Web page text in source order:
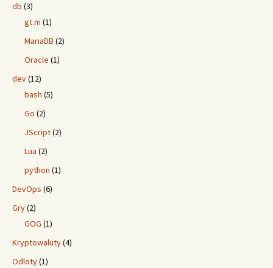
db (3)
gt.m (1)
MariaDB (2)
Oracle (1)
dev(12)
bash (5)
Go (2)
JScript(2)
Lua (2)
python (1)
DevOps (6)
Gry(2)
GOG (1)
Kryptowaluty(4)
Odloty(1)